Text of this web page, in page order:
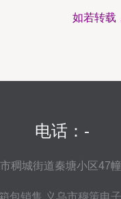
如若转载
电话：-
稠城街道秦塘小区47
箱包销售 义乌市穆策电